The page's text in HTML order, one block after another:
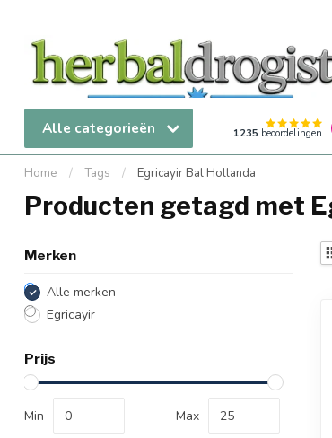
Alle categorieën 1235 beoordelingen
Home / Tags / Egricayir Bal Hollanda
Producten getagd met
Merken
Alle merken
Egricayir
Prijs
Min Max